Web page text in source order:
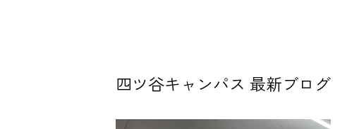
四ツ谷キャンパス 最新ブログ